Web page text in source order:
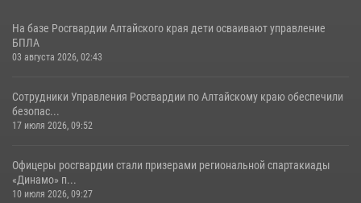
На базе Росгвардии Алтайского края дети осваивают управление
БПЛА
03 августа 2026, 02:43
Сотрудники Управления Росгвардии по Алтайскому краю обеспечили
безопас...
17 июля 2026, 09:52
Офицеры росгвардии стали призерами региональной спартакиады
«Динамо» п...
10 июля 2026, 09:27